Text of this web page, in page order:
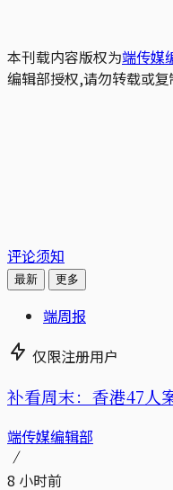
本刊载内容版权为端传媒
编辑部授权,请勿转载或复
评论须知
最新 更多
端周报
仅限注册用户
补看周末：香港47人
端传媒编辑部
8 小时前